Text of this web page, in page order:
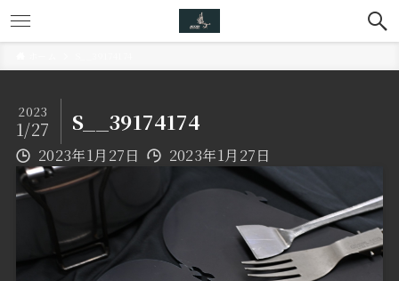
S__39174174
2023
1/27
2023年1月27日 2023年1月27日